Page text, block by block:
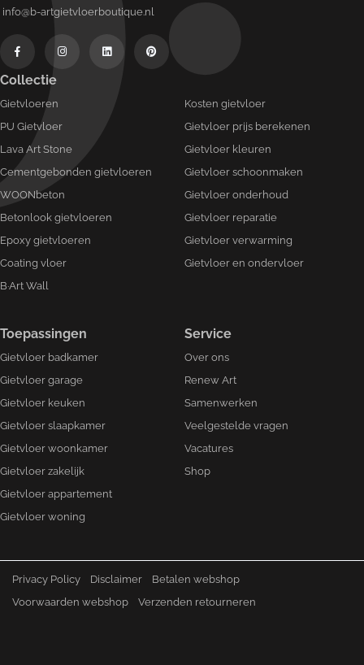
info@b-artgietvloerboutique.nl
Collectie
Gietvloeren
PU Gietvloer
Lava Art Stone
Cementgebonden gietvloeren
WOONbeton
Betonlook gietvloeren
Epoxy gietvloeren
Coating vloer
B·Art Wall
Kosten gietvloer
Gietvloer prijs berekenen
Gietvloer kleuren
Gietvloer schoonmaken
Gietvloer onderhoud
Gietvloer reparatie
Gietvloer verwarming
Gietvloer en ondervloer
Toepassingen
Gietvloer badkamer
Gietvloer garage
Gietvloer keuken
Gietvloer slaapkamer
Gietvloer woonkamer
Gietvloer zakelijk
Gietvloer appartement
Gietvloer woning
Service
Over ons
Renew Art
Samenwerken
Veelgestelde vragen
Vacatures
Shop
Privacy Policy Disclaimer
Betalen webshop
Voorwaarden webshop
Verzenden retourneren